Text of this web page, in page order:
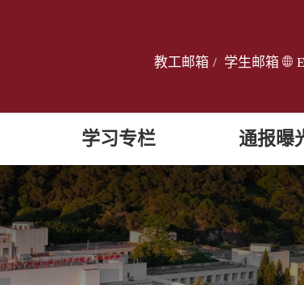
教工邮箱 / 学生邮箱
学习专栏 通报曝